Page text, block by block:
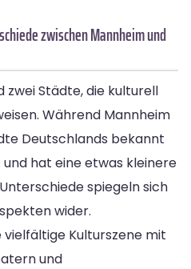
zwischen Mannheim und
zwei Städte, die kulturell
Während Mannheim
Deutschlands bekannt
und hat eine etwas kleinere
spiegeln sich
wider.
Kulturszene mit
und